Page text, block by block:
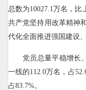
总数为10027.1万名，比
共产党坚持用改革精神
代化全面推进强国建设
党员总量平稳增长
一线的112.0万名，占
占83.7%。